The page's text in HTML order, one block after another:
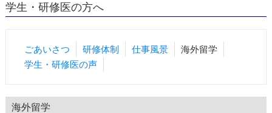
学生・研修医の方へ
ごあいさつ 研修体制 仕事風景
海外留学
学生・研修医の声
海外留学